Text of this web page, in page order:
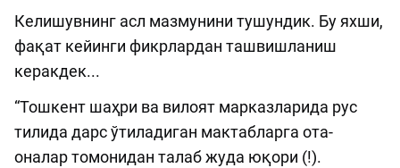
Келишувнинг асл мазмунини тушундик. Бу яхши,
фақат кейинги фикрлардан ташвишланиш
керакдек...
“Тошкент шаҳри ва вилоят марказларида рус
тилида дарс ўтиладиган мактабларга ота-
оналар томонидан талаб жуда юқори (!).